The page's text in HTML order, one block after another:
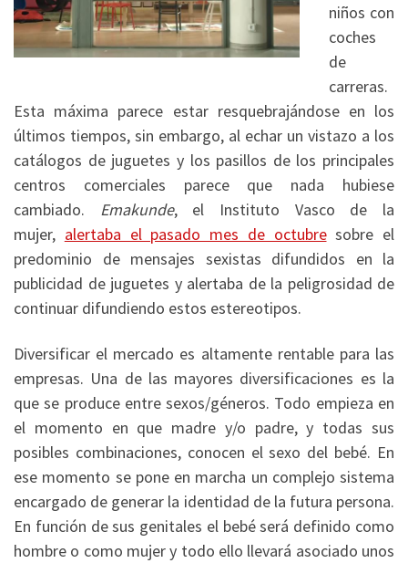
niños con
coches
de
carreras.
Esta máxima parece estar resquebrajándose en los
últimos tiempos, sin embargo, al echar un vistazo a los
catálogos de juguetes y los pasillos de los principales
centros comerciales parece que nada hubiese
cambiado. Emakunde, el Instituto Vasco de la
mujer, alertaba el pasado mes de octubresobre el
predominio de mensajes sexistas difundidos en la
publicidad de juguetes y alertaba de la peligrosidad de
continuar difundiendo estos estereotipos.
Diversificar el mercado es altamente rentable para las
empresas. Una de las mayores diversificaciones es la
que se produce entre sexos/géneros. Todo empieza en
el momento en que madre y/o padre, y todas sus
posibles combinaciones, conocen el sexo del bebé. En
ese momento se pone en marcha un complejo sistema
encargado de generar la identidad de la futura persona.
En función de sus genitales el bebé será definido como
hombre o como mujer y todo ello llevará asociado unos